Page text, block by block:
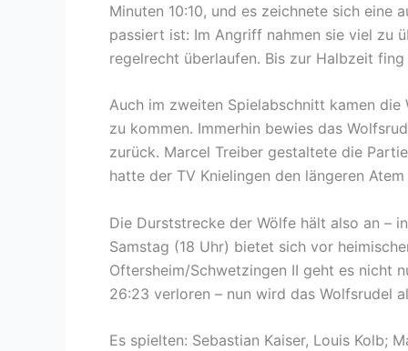
Minuten 10:10, und es zeichnete sich eine
passiert ist: Im Angriff nahmen sie viel zu
regelrecht überlaufen. Bis zur Halbzeit
Auch im zweiten Spielabschnitt kamen
zu kommen. Immerhin bewies das
zurück. Marcel Treiber gestaltete die
hatte der TV Knielingen den längeren
Die Durststrecke der Wölfe hält also an –
Samstag (18 Uhr) bietet sich vor
Oftersheim/Schwetzingen II geht es nicht
26:23 verloren – nun wird das Wolfsrudel
Es spielten: Sebastian Kaiser, Louis Kolb;